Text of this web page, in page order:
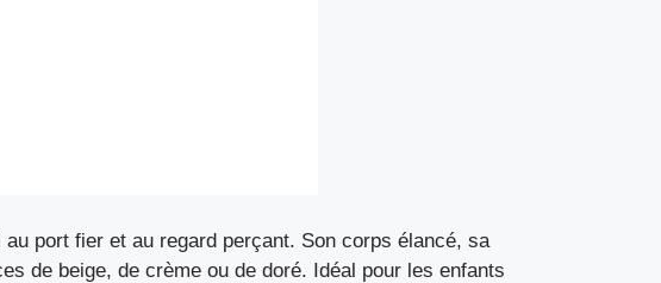
port fier et au regard perçant. Son corps élancé, sa
de beige, de crème ou de doré. Idéal pour les enfants